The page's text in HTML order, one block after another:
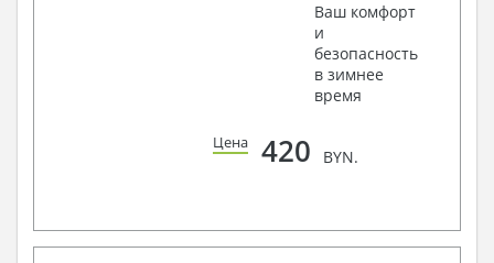
Ваш комфорт
и
безопасность
в зимнее
время
Цена 420 BYN.